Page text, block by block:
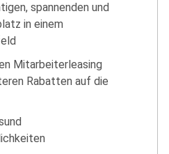
spannenden und
in einem
Mitarbeiterleasing
Rabatten auf die